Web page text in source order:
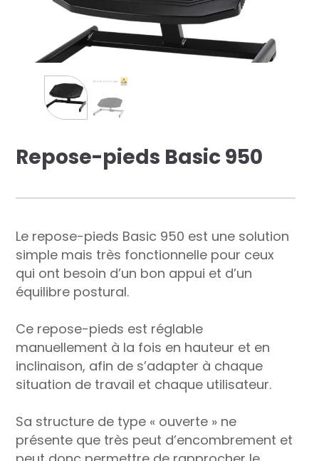
Azergo
Repose-pieds Basic 950
Le repose-pieds Basic 950 est une solution
simple mais très fonctionnelle pour ceux
qui ont besoin d’un bon appui et d’un
équilibre postural.
Ce repose-pieds est réglable
manuellement à la fois en hauteur et en
inclinaison, afin de s’adapter à chaque
situation de travail et chaque utilisateur.
Sa structure de type « ouverte » ne
présente que très peut d’encombrement et